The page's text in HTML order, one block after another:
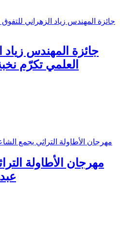
جائزة المهندس زياد
العلمي تكرّم
مهرجان الأطاولة